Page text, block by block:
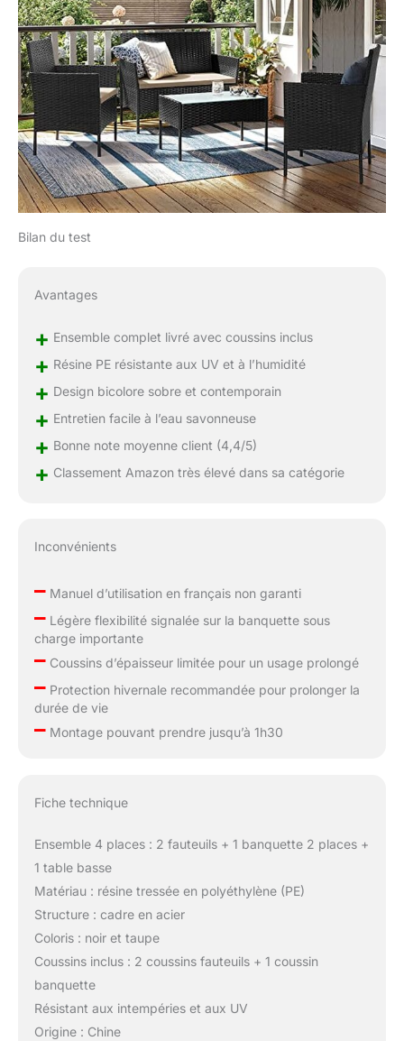
Bilan du test
Avantages
+ Ensemble complet livré avec coussins inclus
+ Résine PE résistante aux UV et à l’humidité
+ Design bicolore sobre et contemporain
+ Entretien facile à l’eau savonneuse
+ Bonne note moyenne client (4,4/5)
+ Classement Amazon très élevé dans sa catégorie
Inconvénients
–Manuel d’utilisation en français non garanti
–Légère flexibilité signalée sur la banquette sous
charge importante
–Coussins d’épaisseur limitée pour un usage prolongé
–Protection hivernale recommandée pour prolonger la
durée de vie
–Montage pouvant prendre jusqu’à 1h30
Fiche technique
Ensemble 4 places : 2 fauteuils + 1 banquette 2 places +
1 table basse
Matériau : résine tressée en polyéthylène (PE)
Structure : cadre en acier
Coloris : noir et taupe
Coussins inclus : 2 coussins fauteuils + 1 coussin
banquette
Résistant aux intempéries et aux UV
Origine : Chine